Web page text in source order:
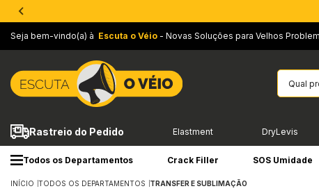
Seja bem-vindo(a) à Escuta o Véio - Novas Soluções para Velhos
Rastreio do Pedido Elastment DryLevis
Todos os Departamentos Crack Filler SOS Umidade
INÍCIO TODOS OS DEPARTAMENTOS TRANSFER E SUBLIMAÇÃO